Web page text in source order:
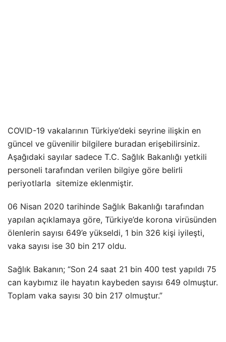
COVID-19 vakalarının Türkiye’deki seyrine ilişkin en
güncel ve güvenilir bilgilere buradan erişebilirsiniz.
Aşağıdaki sayılar sadece T.C. Sağlık Bakanlığı yetkili
personeli tarafından verilen bilgiye göre belirli
periyotlarla sitemize eklenmiştir.
06 Nisan 2020 tarihinde Sağlık Bakanlığı tarafından
yapılan açıklamaya göre, Türkiye’de korona virüsünden
ölenlerin sayısı 649’e yükseldi, 1 bin 326 kişi iyileşti,
vaka sayısı ise 30 bin 217 oldu.
Sağlık Bakanın; “Son 24 saat 21 bin 400 test yapıldı 75
can kaybımız ile hayatın kaybeden sayısı 649 olmuştur.
Toplam vaka sayısı 30 bin 217 olmuştur.”